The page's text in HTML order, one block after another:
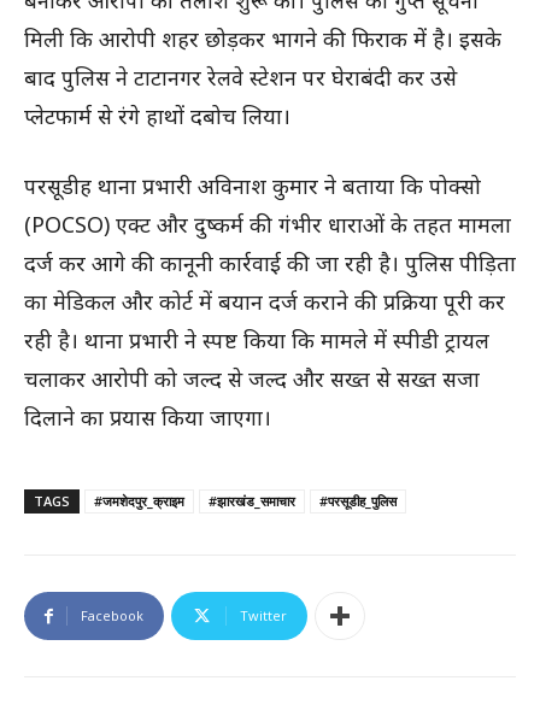
मिली कि आरोपी शहर छोड़कर भागने की फिराक में है। इसके
बाद पुलिस ने टाटानगर रेलवे स्टेशन पर घेराबंदी कर उसे
प्लेटफार्म से रंगे हाथों दबोच लिया।
परसूडीह थाना प्रभारी अविनाश कुमार ने बताया कि पोक्सो
(POCSO) एक्ट और दुष्कर्म की गंभीर धाराओं के तहत मामला
दर्ज कर आगे की कानूनी कार्रवाई की जा रही है। पुलिस पीड़िता
का मेडिकल और कोर्ट में बयान दर्ज कराने की प्रक्रिया पूरी कर
रही है। थाना प्रभारी ने स्पष्ट किया कि मामले में स्पीडी ट्रायल
चलाकर आरोपी को जल्द से जल्द और सख्त से सख्त सजा
दिलाने का प्रयास किया जाएगा।
TAGS #जमशेदपुर_क्राइम #झारखंड_समाचार #परसूडीह_पुलिस
Facebook Twitter